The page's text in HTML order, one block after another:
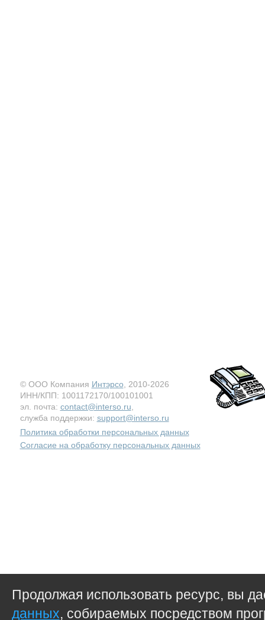
© ООО Компания Интэрсо , 2010-2026
ИНН/КПП: 1001172170/100101001
эл. почта: contact@interso.ru
служба поддержки: support@interso.ru
Политика обработки персональных данных
Согласие на обработку персональных данных
Продолжая использовать ресурс, вы
данных, собираемых посредством